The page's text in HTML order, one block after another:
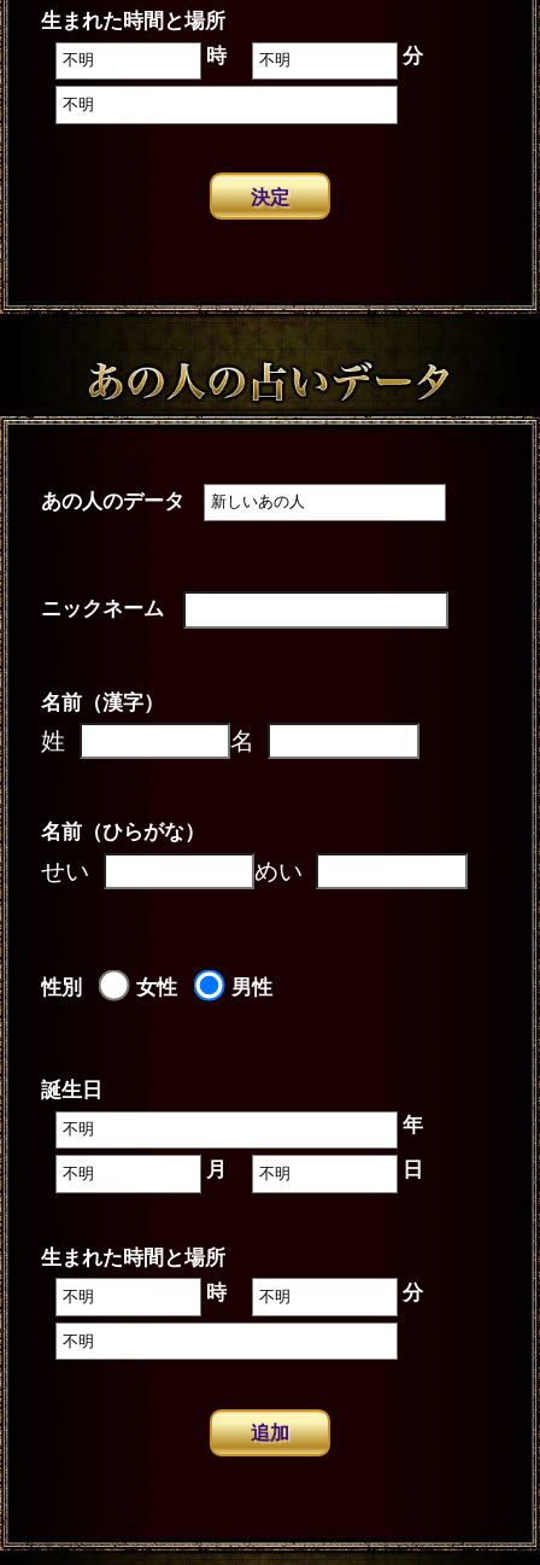
生まれた時間と場所
時
分
あの人のデータ
ニックネーム
名前（漢字）
姓 名
名前（ひらがな）
せい めい
性別 女性 男性
誕生日
年
月
日
生まれた時間と場所
時
分